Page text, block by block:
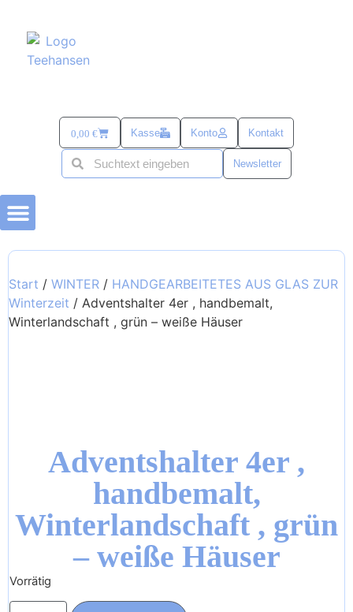
0,00 € Kasse Konto Kontakt
Newsletter
Start / WINTER / HANDGEARBEITETES AUS GLAS ZUR
Winterzeit / Adventshalter 4er , handbemalt,
Winterlandschaft , grün – weiße Häuser
Adventshalter 4er ,
handbemalt,
Winterlandschaft , grün
– weiße Häuser
21,95
Vorrätig